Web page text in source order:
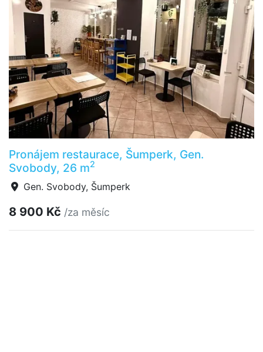
Pronájem restaurace, Šumperk, Gen.
Svobody, 26 m2
Gen. Svobody, Šumperk
8 900 Kč /za měsíc